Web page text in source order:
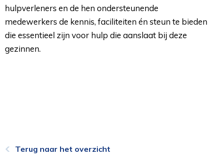
hulpverleners en de hen ondersteunende
medewerkers de kennis, faciliteiten én steun te bieden
die essentieel zijn voor hulp die aanslaat bij deze
gezinnen.
Terug naar het overzicht